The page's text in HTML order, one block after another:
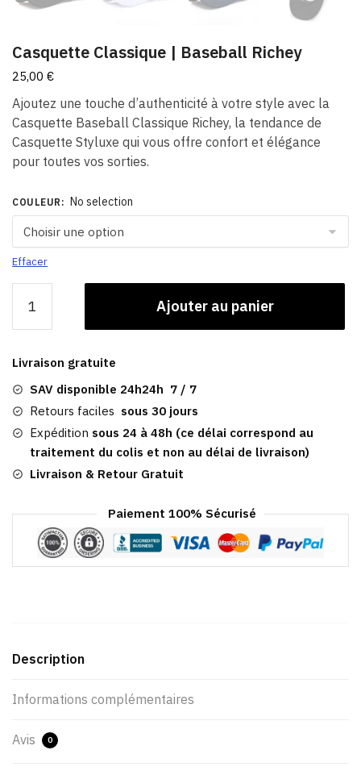
Casquette Classique | Baseball Richey
25,00 €
Ajoutez une touche d’authenticité à votre style avec la
Casquette Baseball Classique Richey, la tendance de
Casquette Styluxe qui vous offre confort et élégance
pour toutes vos sorties.
COULEUR : No selection
Effacer
Casquette
|
Baseball
Richey
Ajouter au panier
Livraison gratuite
SAV disponible 24h24h 7 / 7
Retours faciles sous 30 jours
Expédition sous 24 à 48h (ce délai correspond au
traitement du colis et non au délai de livraison)
Livraison & Retour Gratuit
Paiement 100% Sécurisé
Description
Informations complémentaires
Avis 0